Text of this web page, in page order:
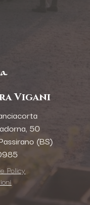
Vigani
50
(BS)
Policy